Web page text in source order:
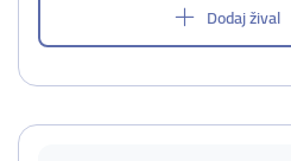
Dodaj žival